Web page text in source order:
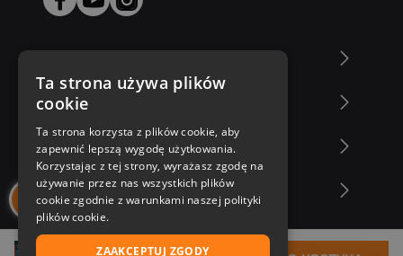
Zakupy u nas
Nasza oferta
Nasi autorzy
Ta strona używa plików
cookie
Ta strona korzysta z plików cookie, aby
zapewnić lepszą wygodę użytkowania.
Korzystając z tej strony, wyrażasz zgodę na
używanie przez nas wszystkich plików
cookie zgodnie z warunkami naszej polityki
plików cookie.
ZAAKCEPTUJ ZGODY